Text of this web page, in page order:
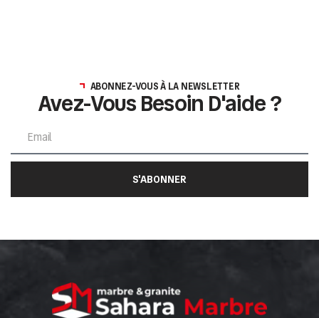
ABONNEZ-VOUS À LA NEWSLETTER
Avez-Vous Besoin D'aide ?
S'ABONNER